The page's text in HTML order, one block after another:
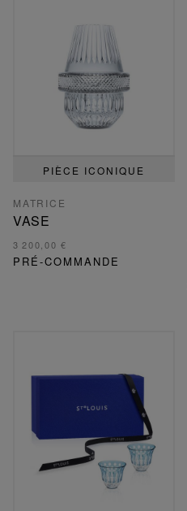
PIÈCE ICONIQUE
MATRICE
VASE
3 200,00 €
PRÉ-COMMANDE